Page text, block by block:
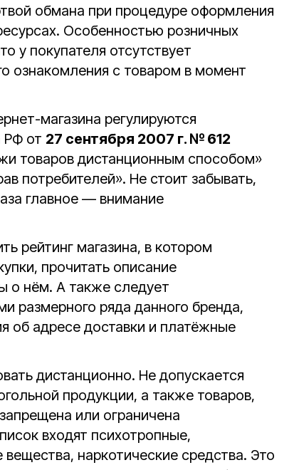
обмана при процедуре оформления
Особенностью розничных
у покупателя отсутствует
ознакомления с товаром в момент
магазина регулируются
РФ от 27 сентября 2007 г. № 612
товаров дистанционным способом»
потребителей». Не стоит забывать,
главное — внимание
рейтинг магазина, в котором
прочитать описание
о нём. А также следует
размерного ряда данного бренда,
об адресе доставки и платёжные
дистанционно. Не допускается
продукции, а также товаров,
или ограничена
входят психотропные,
наркотические средства. Это